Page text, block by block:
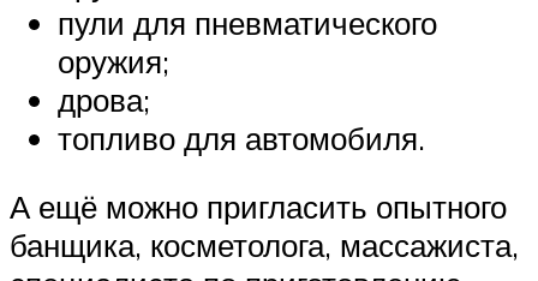
пули для пневматического
оружия;
дрова;
топливо для автомобиля.
А ещё можно пригласить опытного
банщика, косметолога, массажиста,